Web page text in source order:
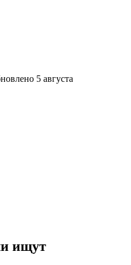
5 августа
ищут